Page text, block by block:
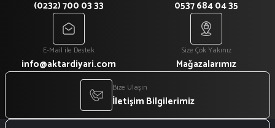
(0232) 700 03 33 0537 684 04 35
E-Mail ile Destek
info@aktardiyari.com
Size Çok Yakınız
Mağazalarımız
Bize Ulaşın
İletişim Bilgilerimiz